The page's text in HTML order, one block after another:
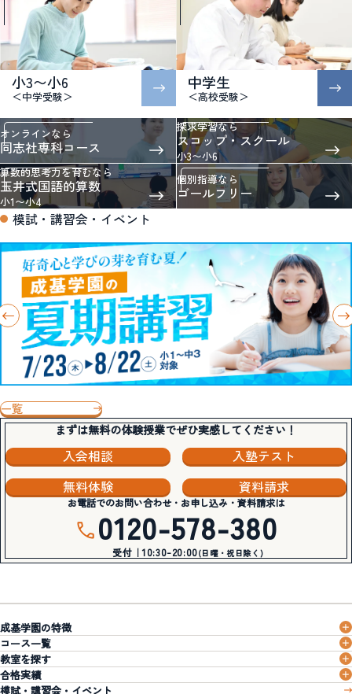
小3〜小6
＜中学受験＞
中学生
＜高校受験＞
オンラインなら
同志社専科コース
探求学習なら
スコップ・スクール
小3〜小6
算数的思考力を育むなら
玉井式国語的算数
小1〜小4
個別指導なら
ゴールフリー
模試・講習会・イベント
一覧
まずは無料の体験授業でぜひ実感してください！
入会相談
入塾テスト
無料体験
資料請求
お電話でのお問い合わせ・お申し込み・資料請求は
0120-578-380
受付｜10:30-20:00(日曜・祝日除く)
成基学園の特徴
コース一覧
教室を探す
合格実績
模試・講習会・イベント